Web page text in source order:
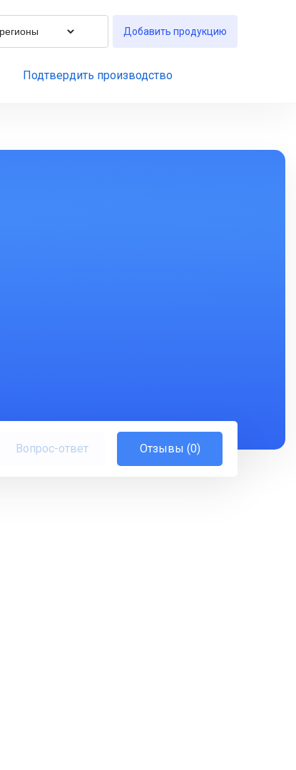
Добавить продукцию
Подтвердить производство
Вопрос-ответ Отзывы (0)